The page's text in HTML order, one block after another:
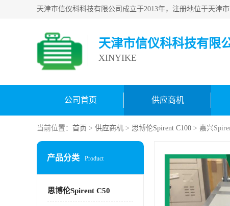
天津市信仪科科技有限
XINYIKE
公司首页 供应商机
当前位置： 首页 > 供应商机 > 思博伦Spirent C100 > 嘉兴
产品分类 Product
思博伦Spirent C50